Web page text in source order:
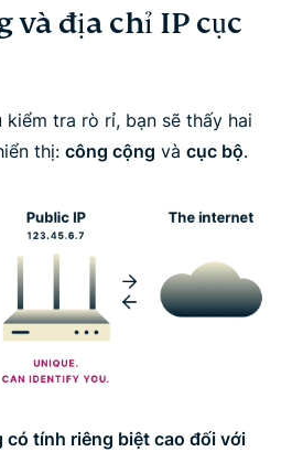
và địa chỉ IP cục
kiểm tra rò rỉ, bạn sẽ thấy hai
thị: công cộng và cục bộ.
có tính riêng biệt cao đối với